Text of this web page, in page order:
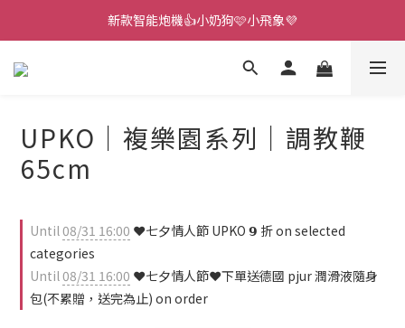
新款智能炮機👍小奶狗🩷小飛象💜
新款智能炮機👍小奶狗🩷小飛象💜
全球首款男性氣流式震動器✨全新升級 Ion2⚡直擊你的高潮神經
新款智能炮機👍小奶狗🩷小飛象💜
UPKO｜複樂園系列｜調教鞭
65cm
Until08/31 16:00 ❤️七夕情人節 UPKO 𝟵 折 on selected
categories
Until08/31 16:00 ❤️七夕情人節❤️下單送德國 pjur 潤滑液隨身
包(不累贈，送完為止) on order